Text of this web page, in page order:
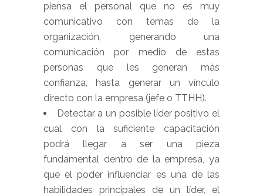
piensa el personal que no es muy
comunicativo con temas de la
organización, generando una
comunicación por medio de estas
personas que les generan más
confianza, hasta generar un vínculo
directo con la empresa (jefe o TTHH).
Detectar a un posible líder positivo el
cual con la suficiente capacitación
podrá llegar a ser una pieza
fundamental dentro de la empresa, ya
que el poder influenciar es una de las
habilidades principales de un líder, el